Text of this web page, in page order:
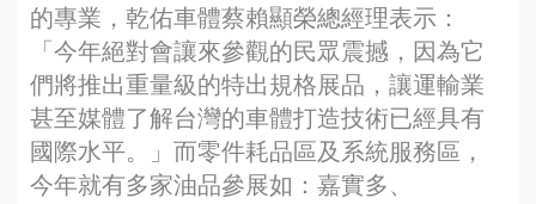
的專業，乾佑車體蔡賴顯榮總經理表示：
「今年絕對會讓來參觀的民眾震撼，因為它
們將推出重量級的特出規格展品，讓運輸業
甚至媒體了解台灣的車體打造技術已經具有
國際水平。」而零件耗品區及系統服務區，
今年就有多家油品參展如：嘉實多、